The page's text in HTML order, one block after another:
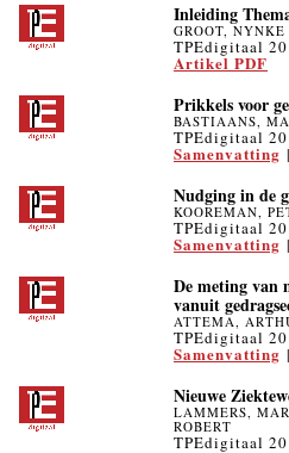
Inleiding
GROOT,
TPEdigitaal
Artikel PDF
Prikkels voor
BASTIAANS,
TPEdigitaal
Samenvatting |
Nudging in de
KOOREMAN,
TPEdigitaal
Samenvatting |
De meting van
vanuit
ATTEMA,
TPEdigitaal
Samenvatting |
Nieuwe
LAMMERS,
ROBERT
TPEdigitaal